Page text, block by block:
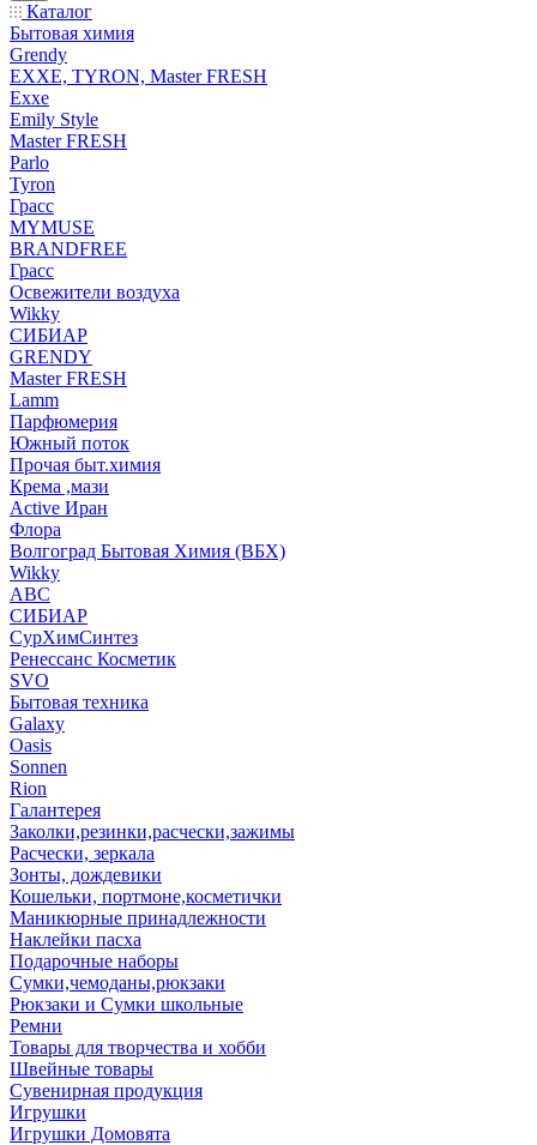
Каталог
Бытовая химия
Grendy
EXXE, TYRON, Master FRESH
Exxe
Emily Style
Master FRESH
Parlo
Tyron
Грасс
MYMUSE
BRANDFREE
Грасс
Освежители воздуха
Wikky
СИБИАР
GRENDY
Master FRESH
Lamm
Парфюмерия
Южный поток
Прочая быт.химия
Крема ,мази
Аctive Иран
Флора
Волгоград Бытовая Химия (ВБХ)
Wikky
АВС
СИБИАР
СурХимСинтез
Ренессанс Косметик
SVO
Бытовая техника
Galaxy
Oasis
Sonnen
Rion
Галантерея
Заколки,резинки,расчески,зажимы
Расчески, зеркала
Зонты, дождевики
Кошельки, портмоне,косметички
Маникюрные принадлежности
Наклейки пасха
Подарочные наборы
Сумки,чемоданы,рюкзаки
Рюкзаки и Сумки школьные
Ремни
Товары для творчества и хобби
Швейные товары
Сувенирная продукция
Игрушки
Игрушки Домовята